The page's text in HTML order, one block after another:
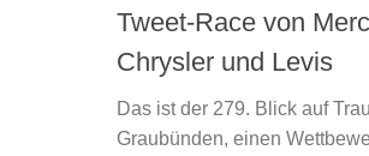
Tweet-Race von
Chrysler und Levis
Das ist der 279. Blick auf
Graubünden, einen